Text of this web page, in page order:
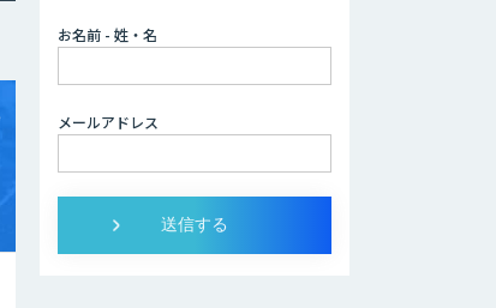
お名前 - 姓・名
メールアドレス